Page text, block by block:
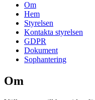
Om
Hem
Styrelsen
Kontakta styrelsen
GDPR
Dokument
Sophantering
Om